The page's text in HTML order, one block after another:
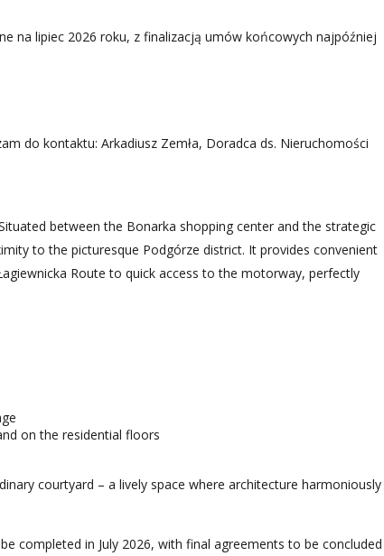
na lipiec 2026 roku, z finalizacją umów końcowych najpóźniej
do kontaktu: Arkadiusz Zemła, Doradca ds. Nieruchomości
between the Bonarka shopping center and the strategic
to the picturesque Podgórze district. It provides convenient
Route to quick access to the motorway, perfectly
on the residential floors
courtyard – a lively space where architecture harmoniously
completed in July 2026, with final agreements to be concluded